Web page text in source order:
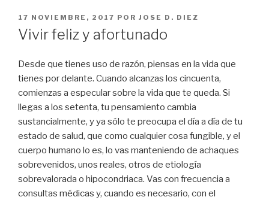
PUBLICADO
EL
17 NOVIEMBRE, 2017 POR JOSE D. DIEZ
Vivir feliz y afortunado
Desde que tienes uso de razón, piensas en la vida que
tienes por delante. Cuando alcanzas los cincuenta,
comienzas a especular sobre la vida que te queda. Si
llegas a los setenta, tu pensamiento cambia
sustancialmente, y ya sólo te preocupa el día a día de tu
estado de salud, que como cualquier cosa fungible, y el
cuerpo humano lo es, lo vas manteniendo de achaques
sobrevenidos, unos reales, otros de etiología
sobrevalorada o hipocondriaca. Vas con frecuencia a
consultas médicas y, cuando es necesario, con el